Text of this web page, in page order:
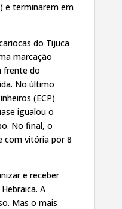
e terminarem em
do Tijuca
marcação
frente do
No último
(ECP)
igualou o
No final, o
com vitória por 8
e receber
A
Mas o mais